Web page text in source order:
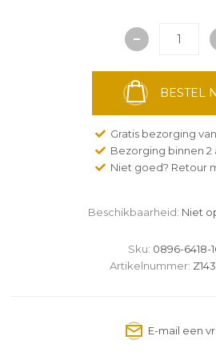
BESTEL
Gratis bezorging
Bezorging binnen 2
Niet goed? Retour
Beschikbaarheid: Niet
Sku: 0896-6418-
Artikelnummer: